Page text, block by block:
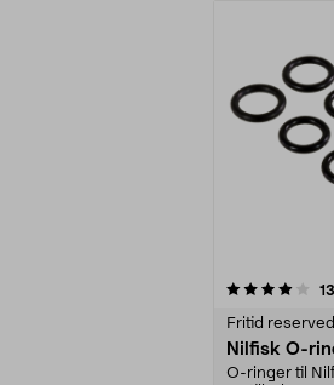
Fritid
Nilfisk O-
O-ringer til